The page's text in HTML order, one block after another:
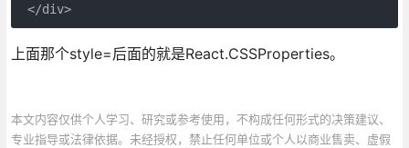
</div>
上面那个style=后面的就是React.CSSProperties。
本文内容仅供个人学习、研究或参考使用，不构成任何形式的决策建议、
专业指导或法律依据。未经授权，禁止任何单位或个人以商业售卖、虚假